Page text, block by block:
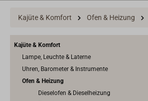
Kajüte & Komfort Ofen & Heizung
Kajüte & Komfort
Lampe, Leuchte & Laterne
Uhren, Barometer & Instrumente
Ofen & Heizung
Dieselofen & Dieselheizung